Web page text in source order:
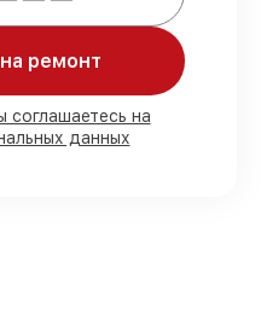
остальные
ремонт
соглашаетесь на
данных